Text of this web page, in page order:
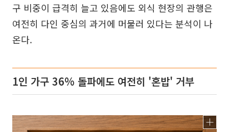
구 비중이 급격히 늘고 있음에도 외식 현장의 관행은
여전히 다인 중심의 과거에 머물러 있다는 분석이 나
온다.
1인 가구 36% 돌파에도 여전히 '혼밥' 거부